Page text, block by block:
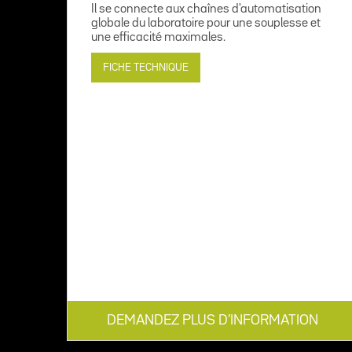
Il se connecte aux chaînes d'automatisation
globale du laboratoire pour une souplesse et
une efficacité maximales.
FICHE TECHNIQUE
DEMANDEZ PLUS D’INFORMATION